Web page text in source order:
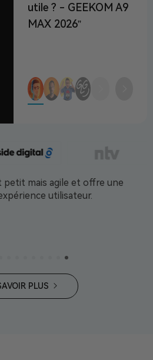
PLUS
utile ? - GEEKOM A9
MAX 2026
petit mais agile et offre une
utilisateur.